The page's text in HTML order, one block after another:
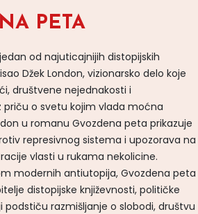
PETA
od najuticajnijih distopijskih
Džek London, vizionarsko delo koje
društvene nejednakosti i
priču o svetu kojim vlada moćna
u romanu Gvozdena peta prikazuje
represivnog sistema i upozorava na
vlasti u rukama nekolicine.
modernih antiutopija, Gvozdena peta
distopijske književnosti, političke
podstiču razmišljanje o slobodi, društvu